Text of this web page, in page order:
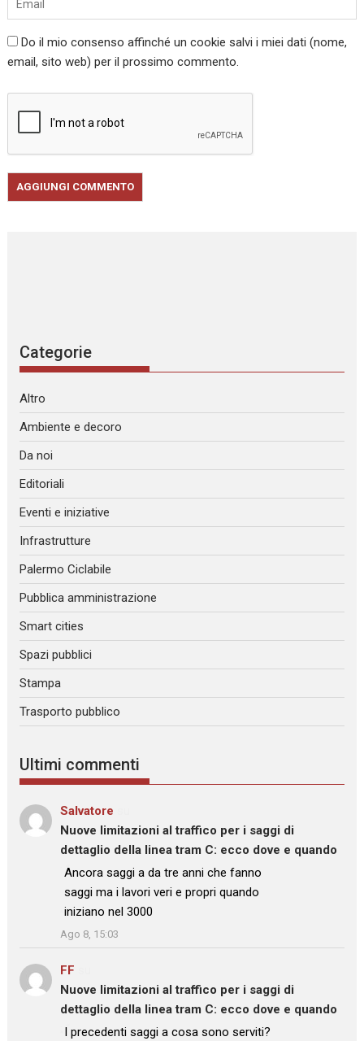
Do il mio consenso affinché un cookie salvi i miei dati (nome,
email, sito web) per il prossimo commento.
Categorie
Altro
Ambiente e decoro
Da noi
Editoriali
Eventi e iniziative
Infrastrutture
Palermo Ciclabile
Pubblica amministrazione
Smart cities
Spazi pubblici
Stampa
Trasporto pubblico
Ultimi commenti
Salvatore
Nuove limitazioni al traffico per i saggi di
dettaglio della linea tram C: ecco dove e quando
: “
Ancora saggi a da tre anni che fanno
saggi ma i lavori veri e propri quando
iniziano nel 3000
”
Ago 8, 15:03
FF
Nuove limitazioni al traffico per i saggi di
dettaglio della linea tram C: ecco dove e quando
: “I precedenti saggi a cosa sono serviti?